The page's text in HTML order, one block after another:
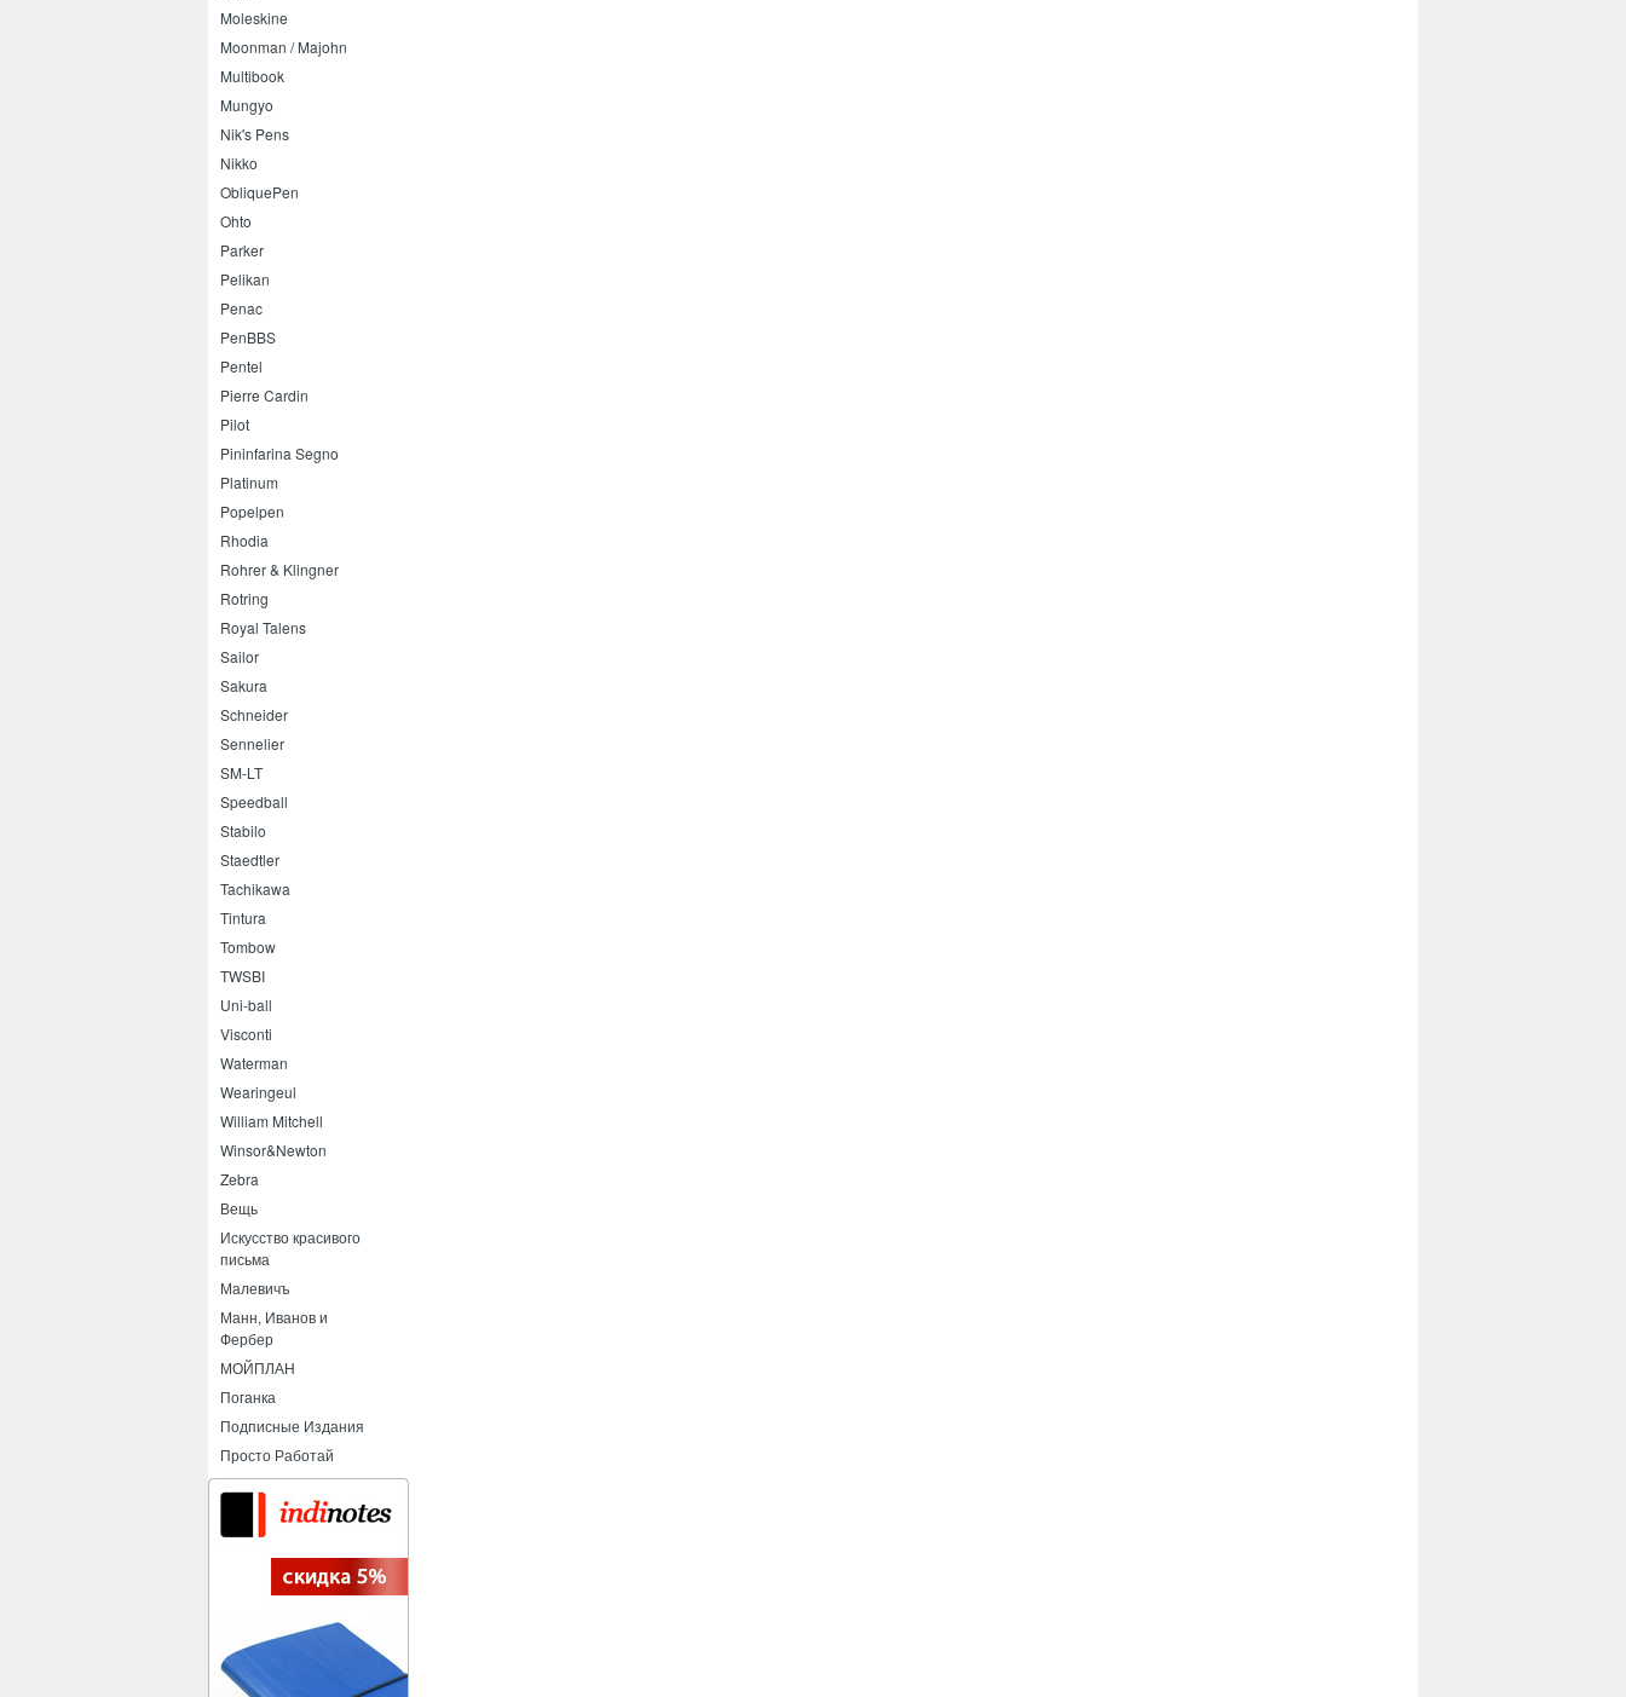
Moleskine
Moonman / Majohn
Multibook
Mungyo
Nik's Pens
Nikko
ObliquePen
Ohto
Parker
Pelikan
Penac
PenBBS
Pentel
Pierre Cardin
Pilot
Pininfarina Segno
Platinum
Popelpen
Rhodia
Rohrer & Klingner
Rotring
Royal Talens
Sailor
Sakura
Schneider
Sennelier
SM-LT
Speedball
Stabilo
Staedtler
Tachikawa
Tintura
Tombow
TWSBI
Uni-ball
Visconti
Waterman
Wearingeul
William Mitchell
Winsor&Newton
Zebra
Вещь
Искусство красивого
письма
Малевичъ
Манн, Иванов и
Фербер
МОЙПЛАН
Поганка
Подписные Издания
Просто Работай